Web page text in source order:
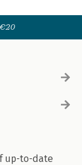
up-to-date